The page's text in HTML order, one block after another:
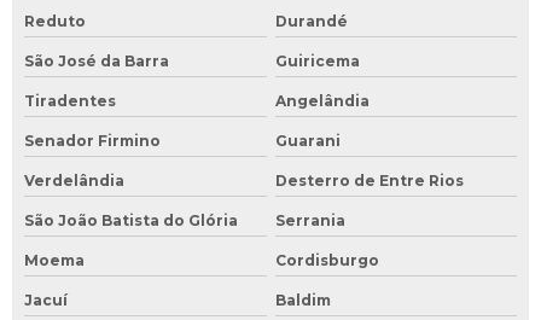
Reduto Durandé
São José da Barra Guiricema
Tiradentes Angelândia
Senador Firmino Guarani
Verdelândia Desterro de Entre Rios
São João Batista do Glória Serrania
Moema Cordisburgo
Jacuí Baldim